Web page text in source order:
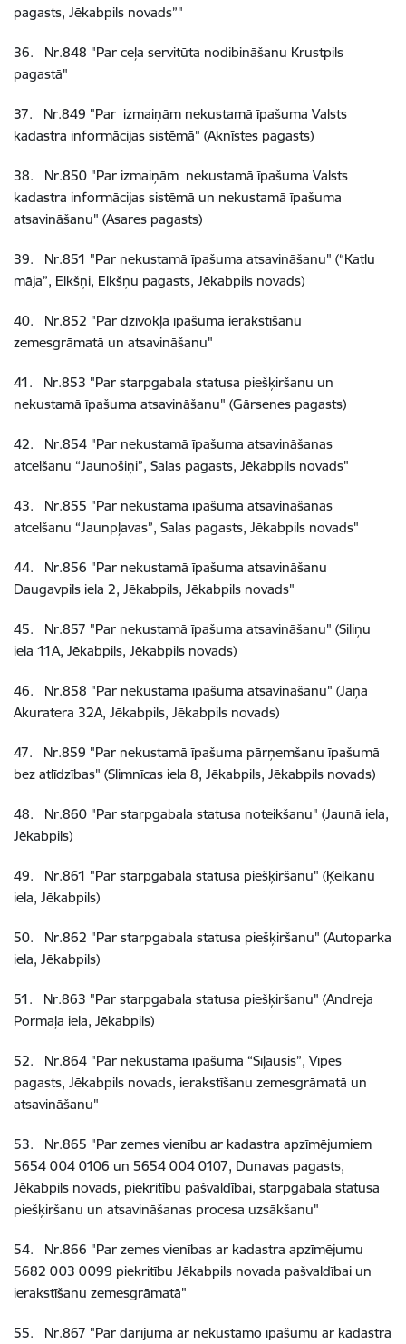
pagasts, Jēkabpils novads”"
36. Nr.848 "Par ceļa servitūta nodibināšanu Krustpils
pagastā"
37. Nr.849 "Par izmaiņām nekustamā īpašuma Valsts
kadastra informācijas sistēmā" (Aknīstes pagasts)
38. Nr.850 "Par izmaiņām nekustamā īpašuma Valsts
kadastra informācijas sistēmā un nekustamā īpašuma
atsavināšanu" (Asares pagasts)
39. Nr.851 "Par nekustamā īpašuma atsavināšanu" (“Katlu
māja”, Elkšņi, Elkšņu pagasts, Jēkabpils novads)
40. Nr.852 "Par dzīvokļa īpašuma ierakstīšanu
zemesgrāmatā un atsavināšanu"
41. Nr.853 "Par starpgabala statusa piešķiršanu un
nekustamā īpašuma atsavināšanu" (Gārsenes pagasts)
42. Nr.854 "Par nekustamā īpašuma atsavināšanas
atcelšanu “Jaunošiņi”, Salas pagasts, Jēkabpils novads"
43. Nr.855 "Par nekustamā īpašuma atsavināšanas
atcelšanu “Jaunpļavas”, Salas pagasts, Jēkabpils novads"
44. Nr.856 "Par nekustamā īpašuma atsavināšanu
Daugavpils iela 2, Jēkabpils, Jēkabpils novads"
45. Nr.857 "Par nekustamā īpašuma atsavināšanu" (Siliņu
iela 11A, Jēkabpils, Jēkabpils novads)
46. Nr.858 "Par nekustamā īpašuma atsavināšanu" (Jāņa
Akuratera 32A, Jēkabpils, Jēkabpils novads)
47. Nr.859 "Par nekustamā īpašuma pārņemšanu īpašumā
bez atlīdzības" (Slimnīcas iela 8, Jēkabpils, Jēkabpils novads)
48. Nr.860 "Par starpgabala statusa noteikšanu" (Jaunā iela,
Jēkabpils)
49. Nr.861 "Par starpgabala statusa piešķiršanu" (Ķeikānu
iela, Jēkabpils)
50. Nr.862 "Par starpgabala statusa piešķiršanu" (Autoparka
iela, Jēkabpils)
51. Nr.863 "Par starpgabala statusa piešķiršanu" (Andreja
Pormaļa iela, Jēkabpils)
52. Nr.864 "Par nekustamā īpašuma “Sīļausis”, Vīpes
pagasts, Jēkabpils novads, ierakstīšanu zemesgrāmatā un
atsavināšanu"
53. Nr.865 "Par zemes vienību ar kadastra apzīmējumiem
5654 004 0106 un 5654 004 0107, Dunavas pagasts,
Jēkabpils novads, piekritību pašvaldībai, starpgabala statusa
piešķiršanu un atsavināšanas procesa uzsākšanu"
54. Nr.866 "Par zemes vienības ar kadastra apzīmējumu
5682 003 0099 piekritību Jēkabpils novada pašvaldībai un
ierakstīšanu zemesgrāmatā"
55. Nr.867 "Par darījuma ar nekustamo īpašumu ar kadastra